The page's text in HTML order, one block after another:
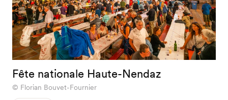
Fête nationale Haute-Nendaz
Florian Bouvet-Fournier